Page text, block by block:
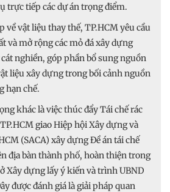
trực tiếp các dự án trọng điểm.
về vật liệu thay thế, TP.HCM yêu cầu
và mở rộng các mỏ đá xây dựng
nghiền, góp phần bổ sung nguồn
liệu xây dựng trong bối cảnh nguồn
hạn chế.
khác là việc thúc đẩy Tái chế rác
giao Hiệp hội Xây dựng và
(SACA) xây dựng Đề án tái chế
địa bàn thành phố, hoàn thiện trong
Xây dựng lấy ý kiến và trình UBND
được đánh giá là giải pháp quan